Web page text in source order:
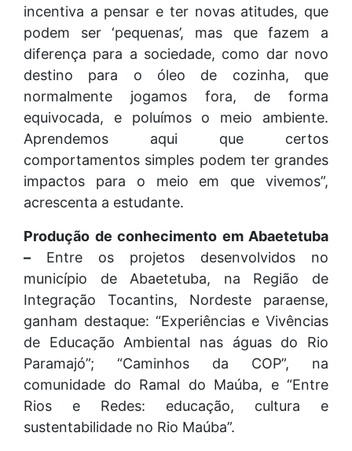
incentiva a pensar e ter novas atitudes, que
podem ser ‘pequenas’, mas que fazem a
diferença para a sociedade, como dar novo
destino para o óleo de cozinha, que
normalmente jogamos fora, de forma
equivocada, e poluímos o meio ambiente.
Aprendemos aqui que certos
comportamentos simples podem ter grandes
impactos para o meio em que vivemos”,
acrescenta a estudante.
Produção de conhecimento em Abaetetuba
– Entre os projetos desenvolvidos no
município de Abaetetuba, na Região de
Integração Tocantins, Nordeste paraense,
ganham destaque: “Experiências e Vivências
de Educação Ambiental nas águas do Rio
Paramajó”; “Caminhos da COP”, na
comunidade do Ramal do Maúba, e “Entre
Rios e Redes: educação, cultura e
sustentabilidade no Rio Maúba”.